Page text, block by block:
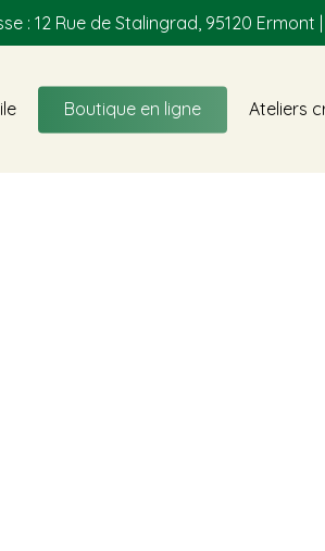
: 12 Rue de Stalingrad, 95120 Ermont |
Boutique en ligne Ateliers